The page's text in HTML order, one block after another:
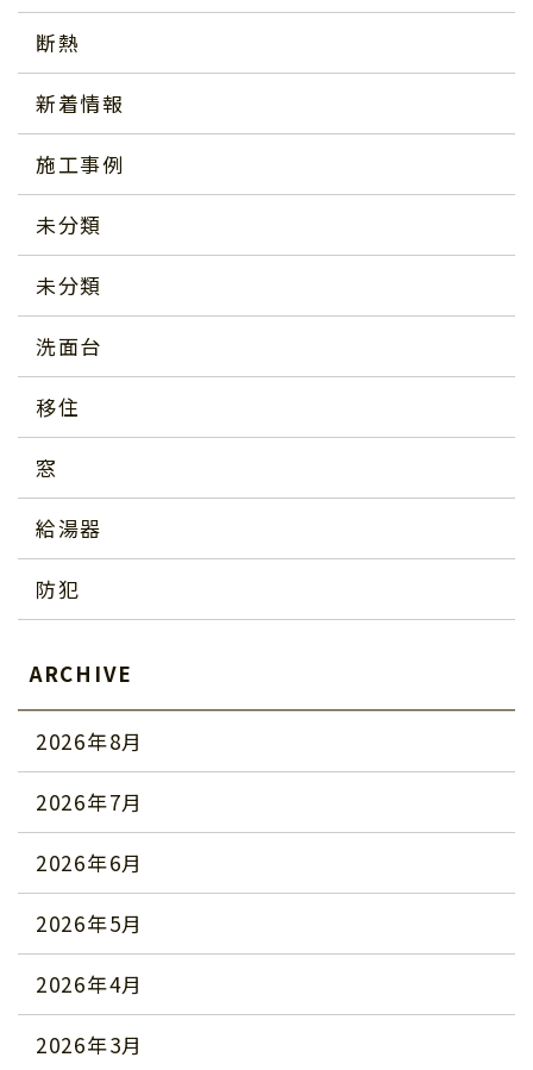
断熱
新着情報
施工事例
未分類
未分類
洗面台
移住
窓
給湯器
防犯
ARCHIVE
2026年8月
2026年7月
2026年6月
2026年5月
2026年4月
2026年3月